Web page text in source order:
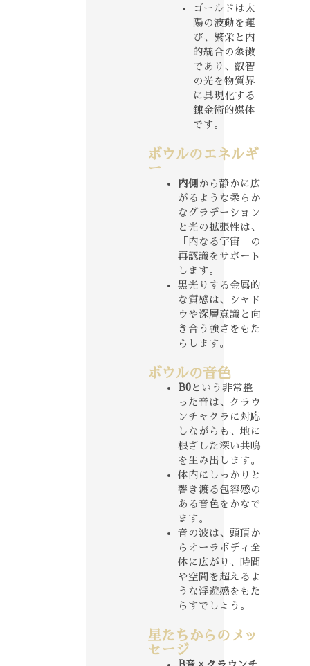
ゴールドは太
陽の波動を運
び、繁栄と内
的統合の象徴
であり、叡智
の光を物質界
に具現化する
錬金術的媒体
です。
ボウルのエネルギ
ー
内側 から静かに広
がるような柔らか
なグラデーション
と光の拡張性は、
「内なる宇宙」の
再認識をサポート
します。
黒光りする金属的
な質感は、シャド
ウや深層意識と向
き合う強さをもた
らします。
ボウルの音色
B0という非常整
った音は、クラウ
ンチャクラに対応
しながらも、地に
根ざした深い共鳴
を生み出します。
体内にしっかりと
響き渡る包容感の
ある音色をかなで
ます。
音の波は、頭頂か
らオーラボディ全
体に広がり、時間
や空間を超えるよ
うな浮遊感をもた
らすでしょう。
星たちからのメッ
セージ